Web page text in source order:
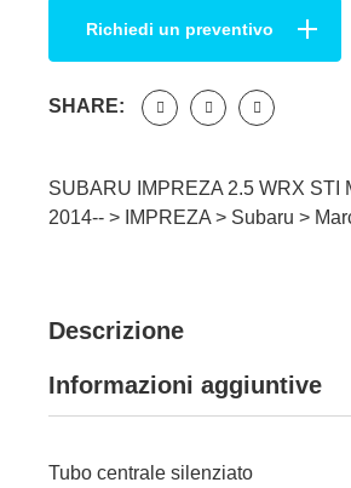
Richiedi un preventivo
SHARE:
SUBARU IMPREZA 2.5 WRX STI
2014-- > IMPREZA > Subaru >
Descrizione
Informazioni aggiuntive
Tubo centrale silenziato